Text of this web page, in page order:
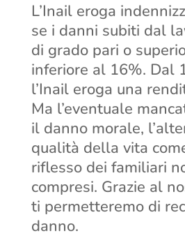
L’Inail eroga
se i danni subiti dal
di grado pari o
inferiore al 16%. Dal
l’Inail eroga una
Ma l’eventuale
il danno morale,
qualità della vita
riflesso dei familiari
compresi. Grazie al
ti permetteremo di
danno.